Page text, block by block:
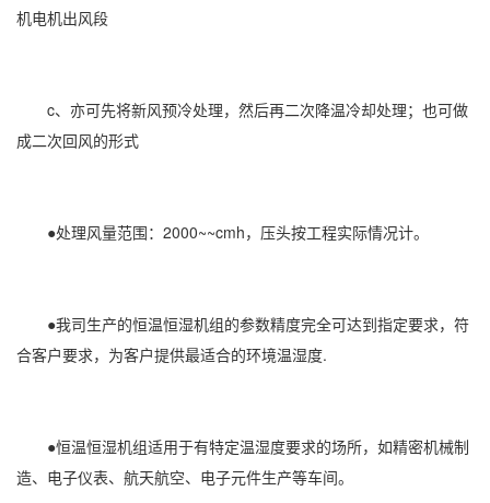
机电机出风段
c、亦可先将新风预冷处理，然后再二次降温冷却处理；也可做
成二次回风的形式
●处理风量范围：2000~~cmh，压头按工程实际情况计。
●我司生产的恒温恒湿机组的参数精度完全可达到指定要求，符
合客户要求，为客户提供最适合的环境温湿度.
●恒温恒湿机组适用于有特定温湿度要求的场所，如精密机械制
造、电子仪表、航天航空、电子元件生产等车间。